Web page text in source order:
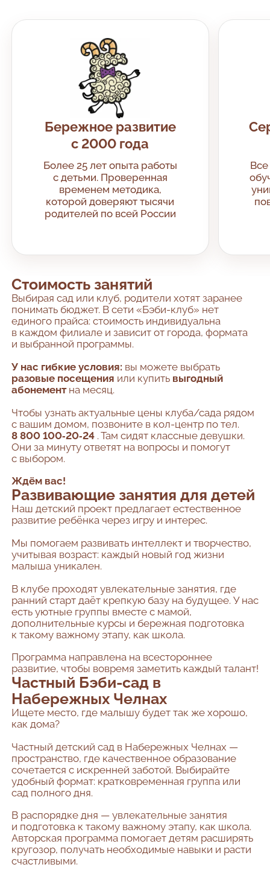
Бережное развитие
с 2000 года
Более 25 лет опыта работы
с детьми. Проверенная
временем методика,
которой доверяют тысячи
родителей по всей России
Стоимость занятий
Выбирая сад или клуб, родители хотят заранее
понимать бюджет. В сети «Бэби-клуб» нет
единого прайса: стоимость индивидуальна
в каждом филиале и зависит от города, формата
и выбранной программы.
У нас гибкие условия: вы можете выбрать
разовые посещения или купить выгодный
абонементна месяц.
Чтобы узнать актуальные цены клуба/сада рядом
с вашим домом, позвоните в кол-центр по тел.
8 800 100‑20‑24 . Там сидят классные девушки.
Они за минуту ответят на вопросы и помогут
с выбором.
Ждём вас!
Развивающие занятия для детей
Наш детский проект предлагает естественное
развитие ребёнка через игру и интерес.
Мы помогаем развивать интеллект и творчество,
учитывая возраст: каждый новый год жизни
малыша уникален.
В клубе проходят увлекательные занятия, где
ранний старт даёт крепкую базу на будущее. У нас
есть уютные группы вместе с мамой,
дополнительные курсы и бережная подготовка
к такому важному этапу, как школа.
Программа направлена на всестороннее
развитие, чтобы вовремя заметить каждый талант!
Частный Бэби-сад в
Набережных Челнах
Ищете место, где малышу будет так же хорошо,
как дома?
Частный детский сад в Набережных Челнах —
пространство, где качественное образование
сочетается с искренней заботой. Выбирайте
удобный формат: кратковременная группа или
сад полного дня.
В распорядке дня — увлекательные занятия
и подготовка к такому важному этапу, как школа.
Авторская программа помогает детям расширять
кругозор, получать необходимые навыки и расти
счастливыми.